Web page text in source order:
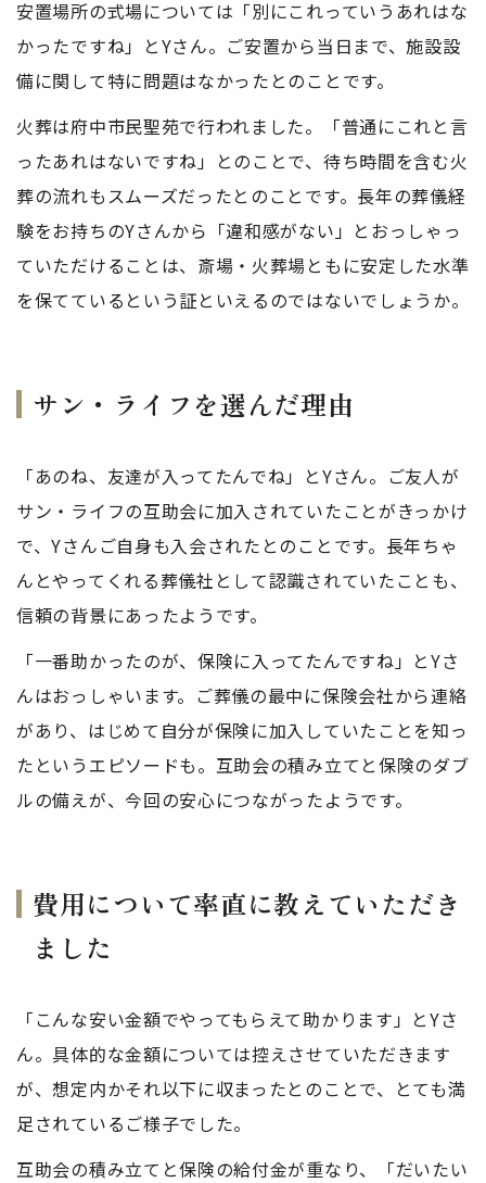
安置場所の式場については「別にこれっていうあれはな
かったですね」とYさん。ご安置から当日まで、施設設
備に関して特に問題はなかったとのことです。
火葬は府中市民聖苑で行われました。「普通にこれと言
ったあれはないですね」とのことで、待ち時間を含む火
葬の流れもスムーズだったとのことです。長年の葬儀経
験をお持ちのYさんから「違和感がない」とおっしゃっ
ていただけることは、斎場・火葬場ともに安定した水準
を保てているという証といえるのではないでしょうか。
サン・ライフを選んだ理由
「あのね、友達が入ってたんでね」とYさん。ご友人が
サン・ライフの互助会に加入されていたことがきっかけ
で、Yさんご自身も入会されたとのことです。長年ちゃ
んとやってくれる葬儀社として認識されていたことも、
信頼の背景にあったようです。
「一番助かったのが、保険に入ってたんですね」とYさ
んはおっしゃいます。ご葬儀の最中に保険会社から連絡
があり、はじめて自分が保険に加入していたことを知っ
たというエピソードも。互助会の積み立てと保険のダブ
ルの備えが、今回の安心につながったようです。
費用について率直に教えていただき
ました
「こんな安い金額でやってもらえて助かります」とYさ
ん。具体的な金額については控えさせていただきます
が、想定内かそれ以下に収まったとのことで、とても満
足されているご様子でした。
互助会の積み立てと保険の給付金が重なり、「だいたい